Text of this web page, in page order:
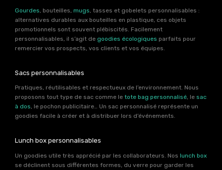
Gourdes, bouteilles, mugs, tasses et gobelets personnalisables :
alternatives durables aux bouteilles en plastique, ces objets
promotionnels sont souvent plébiscités. Facilement
personnalisables, il s’agit de goodies écologiques parfaits pour
remercier vos prospects, vos clients et vos équipes.
Sacs personnalisables
Pratiques, réutilisables et respectueux de l’environnement. Nous
proposons tout type de sac comme le tote bag personnalisé, le sac
à dos, le pochon publicitaire… Un sac personnalisé représente un
goodies facile à créer et à distribuer lors d’événements.
Lunch box personnalisables
Un goodies utile très apprécié par les collaborateurs. Nos lunch box
se déclinent sous différentes formes, du verre pour garder les